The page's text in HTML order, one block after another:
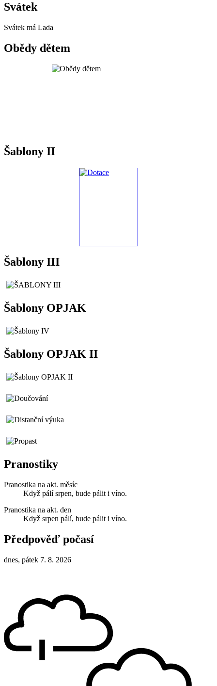
Svátek
Svátek má Lada
Obědy dětem
Šablony II
Šablony III
Šablony OPJAK
Šablony OPJAK II
Pranostiky
Pranostika na akt. měsíc
Když pálí srpen, bude pálit i víno.
Pranostika na akt. den
Když srpen pálí, bude pálit i víno.
Předpověď počasí
dnes, pátek 7. 8. 2026